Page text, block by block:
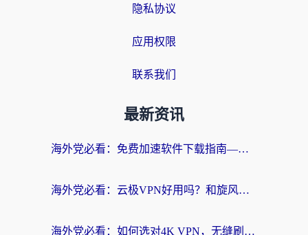
隐私协议
应用权限
联系我们
最新资讯
海外党必看：免费加速软件下载指南——无缝访问国内资源的正确打开方式
海外党必看：云极VPN好用吗？和旋风VPN对比哪个回国效果更好？附真实体验+选择攻略
海外党必看：如何选对4K VPN，无缝刷国内剧听网易云？